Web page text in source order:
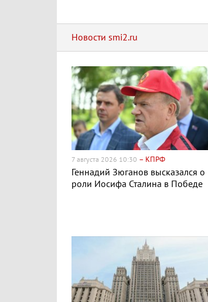
Новости smi2.ru
7 августа 2026 10:30 – КПРФ
Геннадий Зюганов высказался о
роли Иосифа Сталина в Победе